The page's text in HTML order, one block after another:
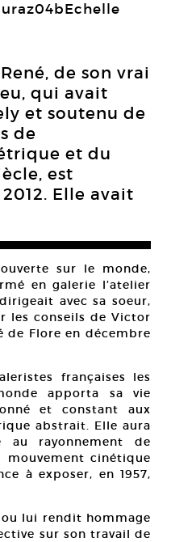
de son vrai
qui avait
et soutenu de
de
et du
est
Elle avait
sur le monde,
en galerie l’atelier
avec sa soeur,
les conseils de Victor
de Flore en décembre
françaises les
apporta sa vie
et constant aux
abstrait. Elle aura
au rayonnement de
mouvement cinétique
à exposer, en 1957,
lui rendit hommage
sur son travail de